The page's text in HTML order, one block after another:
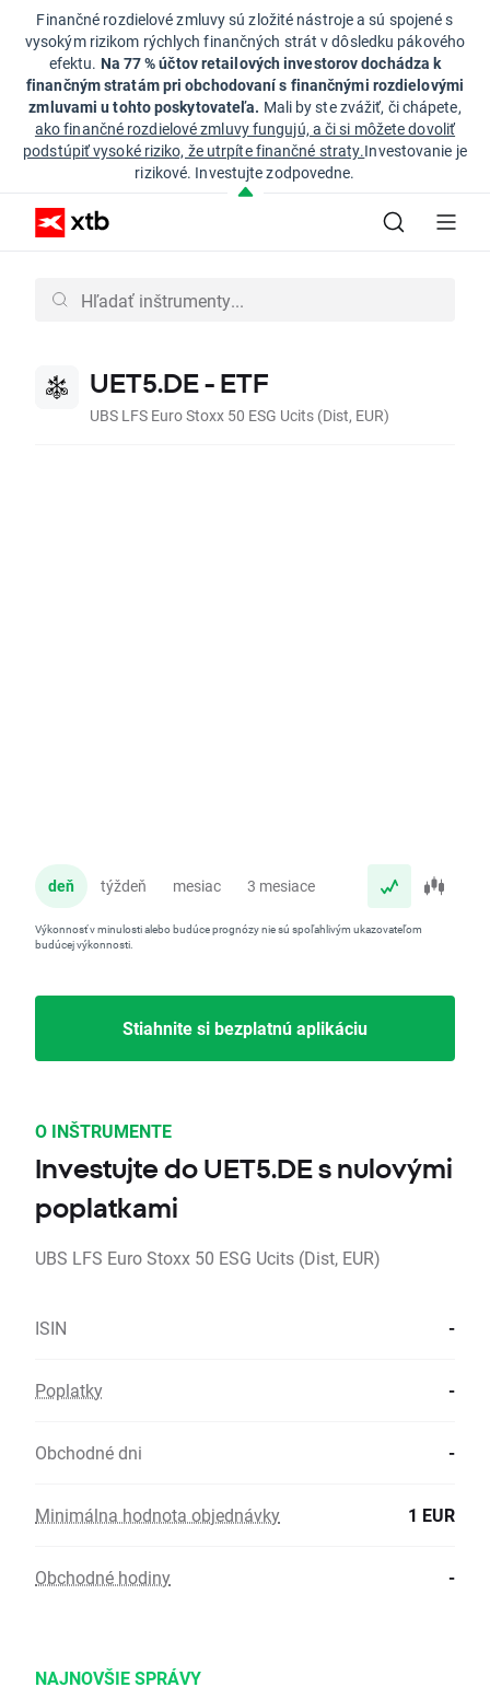
Finančné rozdielové zmluvy sú zložité nástroje a sú spojené s
vysokým rizikom rýchlych finančných strát v dôsledku pákového
efektu. Na 77 % účtov retailových investorov dochádza k
finančným stratám pri obchodovaní s finančnými rozdielovými
zmluvami u tohto poskytovateľa. Mali by ste zvážiť, či chápete,
ako finančné rozdielové zmluvy fungujú, a či si môžete dovoliť
podstúpiť vysoké riziko, že utrpíte finančné straty.Investovanie je
rizikové. Investujte zodpovedne.
UET5.DE - ETF
UBS LFS Euro Stoxx 50 ESG Ucits (Dist, EUR)
deň týždeň mesiac 3 mesiace
Výkonnosť v minulosti alebo budúce prognózy nie sú spoľahlivým ukazovateľom
budúcej výkonnosti.
Stiahnite si bezplatnú aplikáciu
O INŠTRUMENTE
Investujte do UET5.DE s nulovými
poplatkami
UBS LFS Euro Stoxx 50 ESG Ucits (Dist, EUR)
ISIN -
Poplatky -
Obchodné dni -
Minimálna hodnota objednávky 1 EUR
Obchodné hodiny -
NAJNOVŠIE SPRÁVY